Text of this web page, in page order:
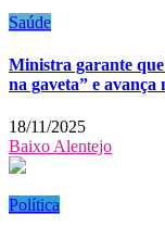
Saúde
Ministra garante
na gaveta” e avança
18/11/2025
Baixo Alentejo
Política